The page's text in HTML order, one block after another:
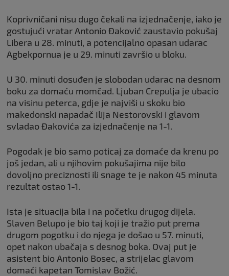
Koprivničani nisu dugo čekali na izjednačenje, iako je
gostujući vratar Antonio Đaković zaustavio pokušaj
Libera u 28. minuti, a potencijalno opasan udarac
Agbekpornua je u 29. minuti završio u bloku.
U 30. minuti dosuđen je slobodan udarac na desnom
boku za domaću momčad. Ljuban Crepulja je ubacio
na visinu peterca, gdje je najviši u skoku bio
makedonski napadač Ilija Nestorovski i glavom
svladao Đakovića za izjednačenje na 1-1.
Pogodak je bio samo poticaj za domaće da krenu po
još jedan, ali u njihovim pokušajima nije bilo
dovoljno preciznosti ili snage te je nakon 45 minuta
rezultat ostao 1-1.
Ista je situacija bila i na početku drugog dijela.
Slaven Belupo je bio taj koji je tražio put prema
drugom pogotku i do njega je došao u 57. minuti,
opet nakon ubačaja s desnog boka. Ovaj put je
asistent bio Antonio Bosec, a strijelac glavom
domaći kapetan Tomislav Božić.